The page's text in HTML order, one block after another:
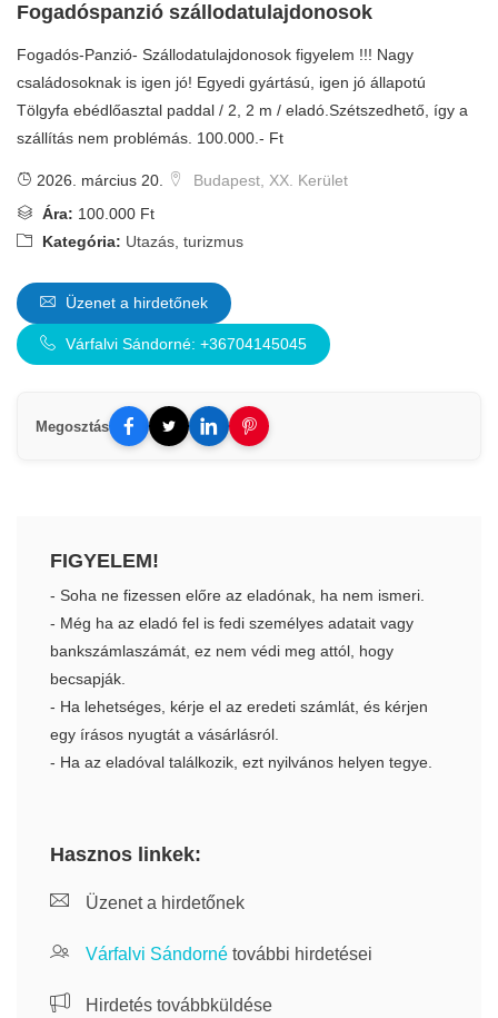
Fogadóspanzió szállodatulajdonosok
Fogadós-Panzió- Szállodatulajdonosok figyelem !!! Nagy
családosoknak is igen jó! Egyedi gyártású, igen jó állapotú
Tölgyfa ebédlőasztal paddal / 2, 2 m / eladó.Szétszedhető, így a
szállítás nem problémás. 100.000.- Ft
2026. március 20.
Budapest, XX. Kerület
Ára: 100.000 Ft
Kategória: Utazás, turizmus
Üzenet a hirdetőnek
Várfalvi Sándorné: +36704145045
Megosztás
FIGYELEM!
- Soha ne fizessen előre az eladónak, ha nem ismeri.
- Még ha az eladó fel is fedi személyes adatait vagy
bankszámlaszámát, ez nem védi meg attól, hogy
becsapják.
- Ha lehetséges, kérje el az eredeti számlát, és kérjen
egy írásos nyugtát a vásárlásról.
- Ha az eladóval találkozik, ezt nyilvános helyen tegye.
Hasznos linkek:
Üzenet a hirdetőnek
Várfalvi Sándorné további hirdetései
Hirdetés továbbküldése